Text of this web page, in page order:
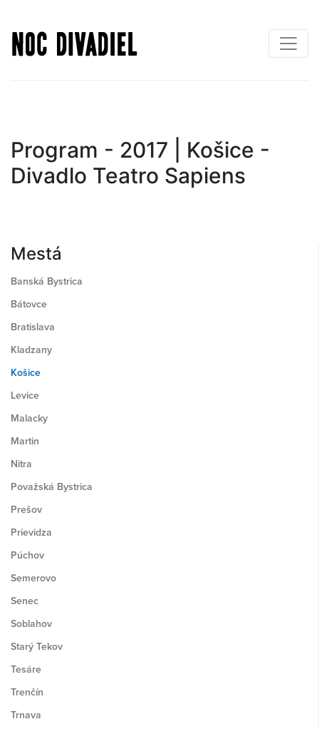
na
hlavný
Program - 2017 | Košice -
Divadlo Teatro Sapiens
Mestá
Banská Bystrica
Bátovce
Bratislava
Kladzany
Košice
Levice
Malacky
Martin
Nitra
Považská Bystrica
Prešov
Prievidza
Púchov
Semerovo
Senec
Soblahov
Starý Tekov
Tesáre
Trenčín
Trnava